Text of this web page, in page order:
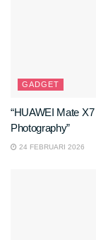
GADGET
“HUAWEI Mate
Photography”
24 FEBRUARI 2026